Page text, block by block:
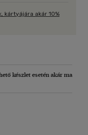
kártyájára akár 10%
készlet esetén akár ma